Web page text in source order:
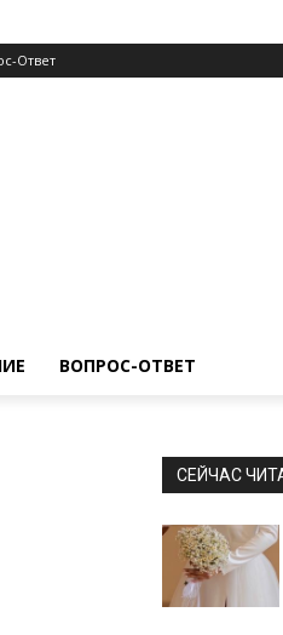
Ответ
ВОПРОС-ОТВЕТ
СЕЙЧАС